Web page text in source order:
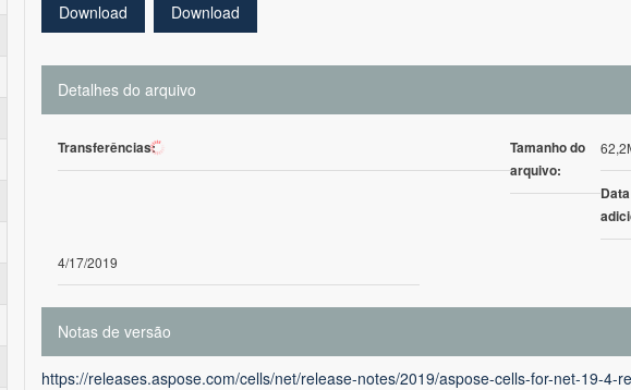
Download Download
Detalhes do arquivo
Transferências:140
Tamanho do
arquivo:
Data
4/17/2019
Notas de versão
https://releases.aspose.com/cells/net/release-notes/2019/aspose-cells-for-net-19-4-